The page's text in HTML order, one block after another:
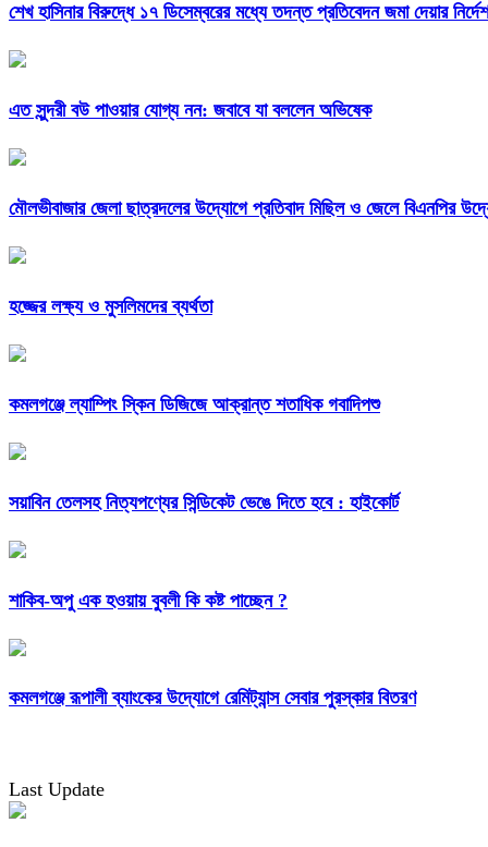
শেখ হাসিনার বিরুদ্ধে ১৭ ডিসেম্বরের মধ্যে তদন্ত প্রতিবেদন জমা দেয়ার নির্দেশ
এত সুন্দরী বউ পাওয়ার যোগ্য নন: জবাবে যা বললেন অভিষেক
মৌলভীবাজার জেলা ছাত্রদলের উদ্যোগে প্রতিবাদ মিছিল ও জেলে বিএনপির
হজ্জের লক্ষ্য ও মুসলিমদের ব্যর্থতা
কমলগঞ্জে ল্যাম্পিং স্কিন ডিজিজে আক্রান্ত শতাধিক গবাদিপশু
সয়াবিন তেলসহ নিত্যপণ্যের সিন্ডিকেট ভেঙে দিতে হবে : হাইকোর্ট
শাকিব-অপু এক হওয়ায় বুবলী কি কষ্ট পাচ্ছেন ?
কমলগঞ্জে রূপালী ব্যাংকের উদ্যোগে রেমিট্যান্স সেবার পুরস্কার বিতরণ
Last Update